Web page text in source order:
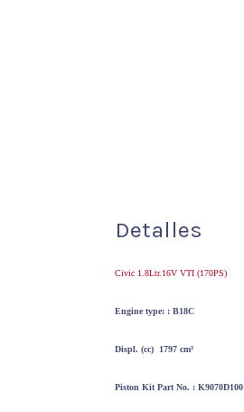
Detalles
Civic 1.8Ltr.16V VTI (170PS)
Engine type: : B18C
Displ. (cc) 1797cm³
Piston KitPart No. : K9070D100